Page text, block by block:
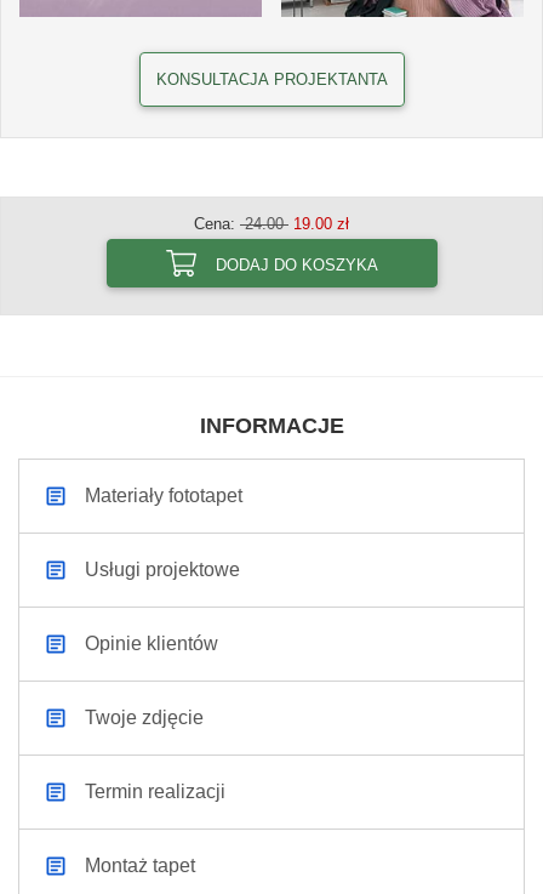
KONSULTACJA PROJEKTANTA
Cena: 24.00 19.00 zł
DODAJ DO KOSZYKA
INFORMACJE
Materiały fototapet
Usługi projektowe
Opinie klientów
Twoje zdjęcie
Termin realizacji
Montaż tapet